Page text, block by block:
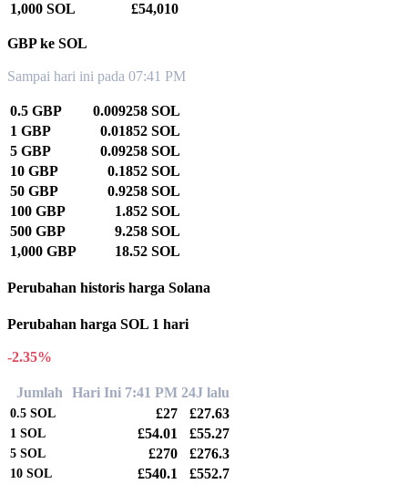
1,000 SOL
£54,010
GBP ke SOL
Sampai hari ini pada 07:41 PM
0.5 GBP
0.009258 SOL
1 GBP
0.01852 SOL
5 GBP
0.09258 SOL
10 GBP
0.1852 SOL
50 GBP
0.9258 SOL
100 GBP
1.852 SOL
500 GBP
9.258 SOL
1,000 GBP
18.52 SOL
Perubahan historis harga Solana
Perubahan harga SOL 1 hari
-2.35%
Jumlah Hari Ini 7:41 PM 24J lalu
0.5 SOL £27 £27.63
1 SOL £54.01 £55.27
5 SOL £270 £276.3
10 SOL £540.1 £552.7